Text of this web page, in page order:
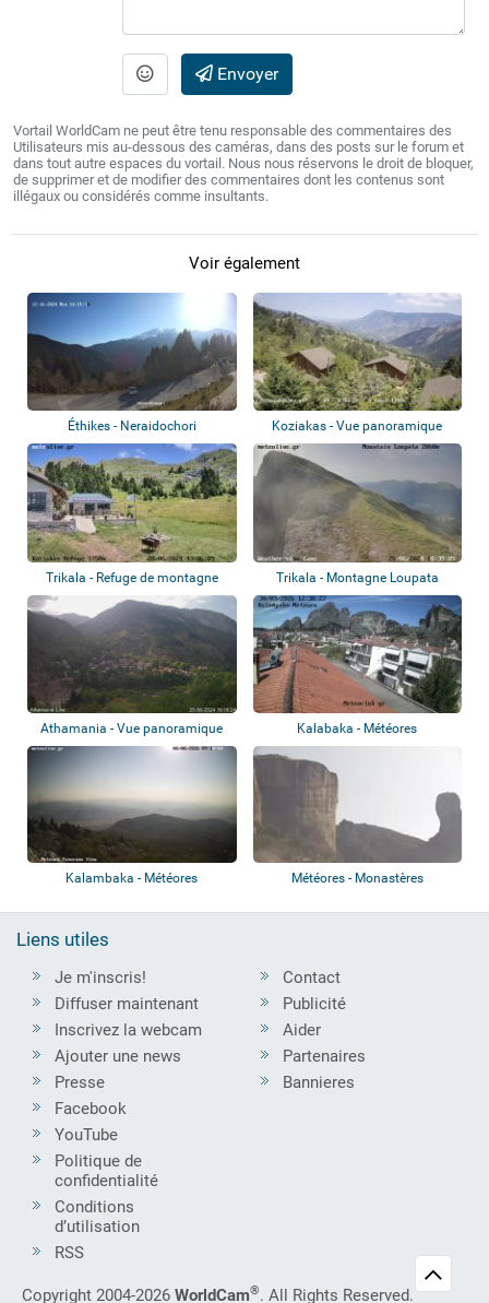
Envoyer
Vortail WorldCam ne peut être tenu responsable des commentaires des
Utilisateurs mis au-dessous des caméras, dans des posts sur le forum et
dans tout autre espaces du vortail. Nous nous réservons le droit de bloquer,
de supprimer et de modifier des commentaires dont les contenus sont
illégaux ou considérés comme insultants.
Voir également
Éthikes - Neraidochori Koziakas - Vue panoramique
Trikala - Refuge de montagne
Koziakas
Trikala - Montagne Loupata
Athamania - Vue panoramique Kalabaka - Météores
Kalambaka - Météores Météores - Monastères
Liens utiles
Je m'inscris!
Diffuser maintenant
Inscrivez la webcam
Ajouter une news
Presse
Contact
Publicité
Aider
Partenaires
Bannieres
Facebook
YouTube
Politique de
confidentialité
Conditions
d’utilisation
RSS
Copyright 2004-2026 WorldCam®. All Rights Reserved.